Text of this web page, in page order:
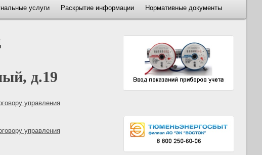
услуги Раскрытие информации Нормативные документы
д.19
управления
управления